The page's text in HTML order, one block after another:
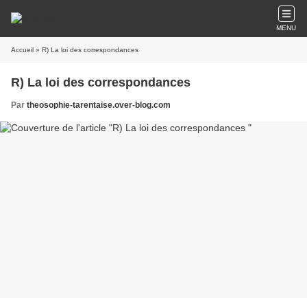
MENU
Accueil » R) La loi des correspondances
R) La loi des correspondances
Par theosophie-tarentaise.over-blog.com